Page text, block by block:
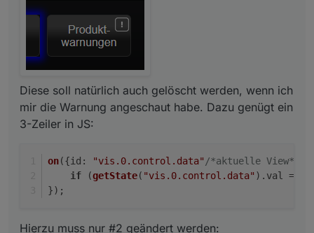
Damit wird, wann immer ihr die definierte View aufruft,
der Datenpunkt "neue_Warnung" zurück gesetzt :)
Diese soll natürlich auch gelöscht werden, wenn ich
mir die Warnung angeschaut habe. Dazu genügt ein
3-Zeiler in JS:
on({id : "vis.0.control.data" /*aktuelle View*/
if (getState( "vis.0.control.data" ). val ==
});
Hierzu muss nur #2 geändert werden: